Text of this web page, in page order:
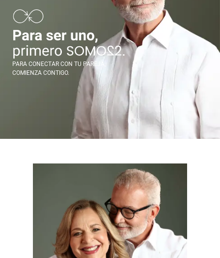
PARA CONECTAR CON TU PAREJA,
COMIENZA CONTIGO.